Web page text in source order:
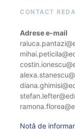
CONTACT
Adrese e-mail
Notă de